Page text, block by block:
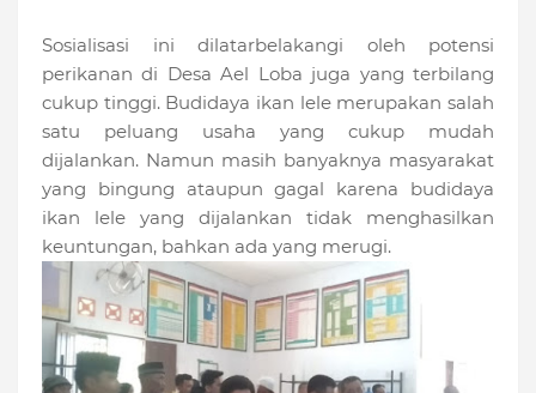
Sosialisasi ini dilatarbelakangi oleh potensi
perikanan di Desa Ael Loba juga yang terbilang
cukup tinggi. Budidaya ikan lele merupakan salah
satu peluang usaha yang cukup mudah
dijalankan. Namun masih banyaknya masyarakat
yang bingung ataupun gagal karena budidaya
ikan lele yang dijalankan tidak menghasilkan
keuntungan, bahkan ada yang merugi.